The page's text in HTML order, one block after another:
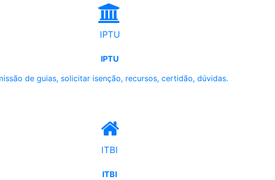
IPTU
IPTU
de guias, solicitar isenção, recursos, certidão, dúvidas.
ITBI
ITBI